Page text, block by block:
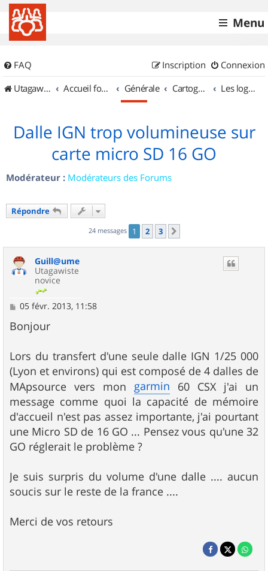
Menu
FAQ Connexion
Inscription
UtagawaVTT (Randos VTT et VTTAE avec traces GPS)
Accueil forum Générale Cartographie et GPS Les logiciels
Dalle IGN trop volumineuse sur
carte micro SD 16 GO
Modérateur : Modérateurs des Forums
Répondre
24 messages 1 2 3
Guill@ume
Utagawiste
novice
M
s
s
g
e
05 févr. 2013, 11:58
Bonjour
Lors du transfert d'une seule dalle IGN 1/25 000
(Lyon et environs) qui est composé de 4 dalles de
MApsource vers mon garmin 60 CSX j'ai un
message comme quoi la capacité de mémoire
d'accueil n'est pas assez importante, j'ai pourtant
une Micro SD de 16 GO ... Pensez vous qu'une 32
GO réglerait le problème ?
Je suis surpris du volume d'une dalle .... aucun
soucis sur le reste de la france ....
Merci de vos retours